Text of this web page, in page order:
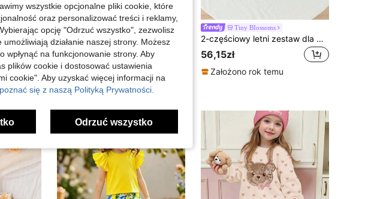
Zestaw dla młodej dziewczynki: top z okrągłym dekoltem i krótkim rękawem w kokardki oraz spódniczka, Back to School
w Czarny Zestawy dla młodych dziewcząt
Zaoszczędź 0,49zł
Magazyn UE -2% 2 sztuki/zestaw dla młodych dziewcząt, swobodny, modny, kolorowy zestaw K-POP Girl Group z postacią z kreskówki, okrągły dekolt, krótki rękaw, T-shirt i spodenki, odpowiedni na lato
20,58zł
21,07złnajniższa cena
4-5 dni roboczych
Tiny BIossoms
2-częściowy letni zestaw dla młodych dziewczynek: lekki top na ramiączkach z dekoltem w V w niebieską kratę z kwiatowym wzorem 3D i dżinsowe szorty z haftem
56,15zł
Założono rok temu
wszystkie opcjonalne pliki cookie, które
oraz personalizować treści i reklamy,
opcję "Odrzuć wszystko", zezwolisz
działanie naszej strony. Możesz
wpłynąć na funkcjonowanie strony. Aby
plików cookie i dostosować ustawienia
cookie". Aby uzyskać więcej informacji na
się z naszą Polityką Prywatności.
Odrzuć wszystko